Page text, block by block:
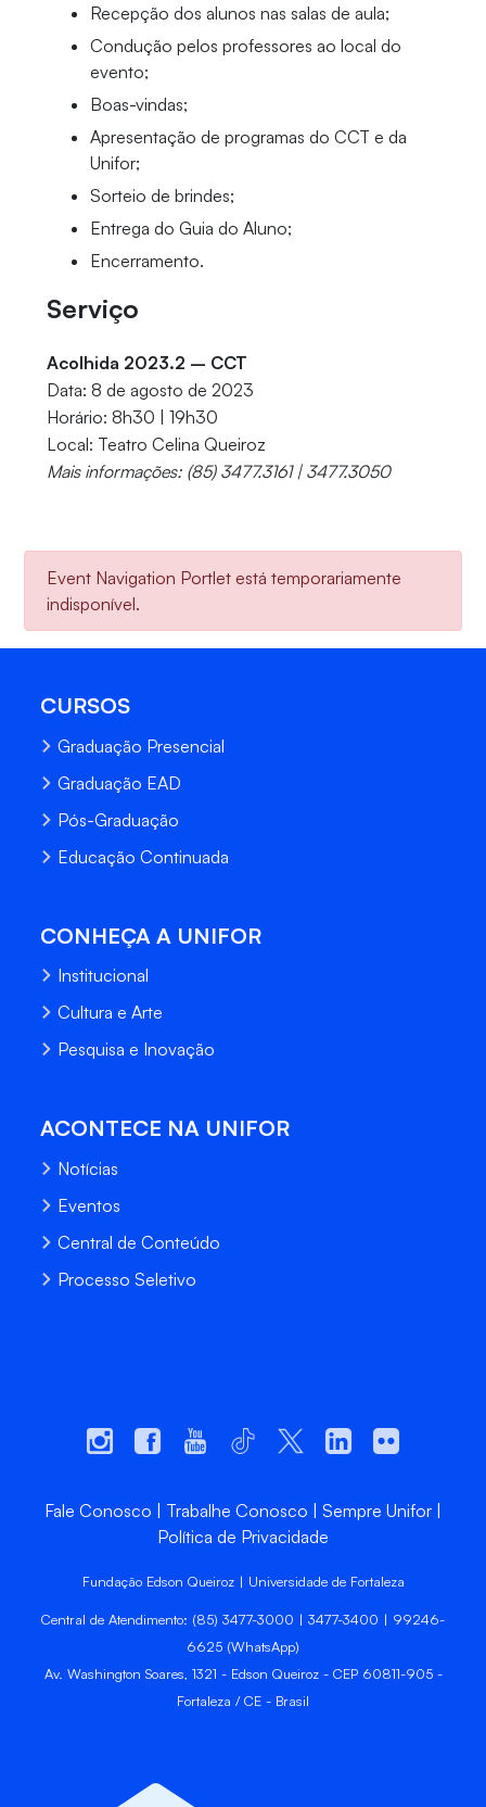
Recepção dos alunos nas salas de aula;
Condução pelos professores ao local do
evento;
Boas-vindas;
Apresentação de programas do CCT e da
Unifor;
Sorteio de brindes;
Entrega do Guia do Aluno;
Encerramento.
Serviço
Acolhida 2023.2 – CCT
Data: 8 de agosto de 2023
Horário: 8h30 | 19h30
Local: Teatro Celina Queiroz
Mais informações: (85) 3477.3161 | 3477.3050
Event Navigation Portlet está temporariamente
indisponível.
CURSOS
Graduação Presencial
Graduação EAD
Pós-Graduação
Educação Continuada
CONHEÇA A UNIFOR
Institucional
Cultura e Arte
Pesquisa e Inovação
ACONTECE NA UNIFOR
Notícias
Eventos
Central de Conteúdo
Processo Seletivo
Fale Conosco Trabalhe Conosco
Sempre Unifor
Política de Privacidade
Fundação Edson Queiroz | Universidade de Fortaleza
Central de Atendimento: (85) 3477-3000 | 3477-3400 | 99246-
6625 (WhatsApp)
Av. Washington Soares, 1321 - Edson Queiroz - CEP 60811-905 -
Fortaleza / CE - Brasil